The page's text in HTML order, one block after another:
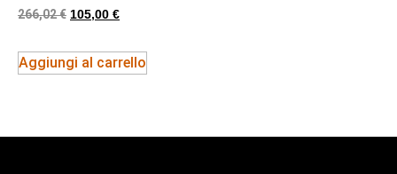
266,02€ 105,00 €
Aggiungi al carrello